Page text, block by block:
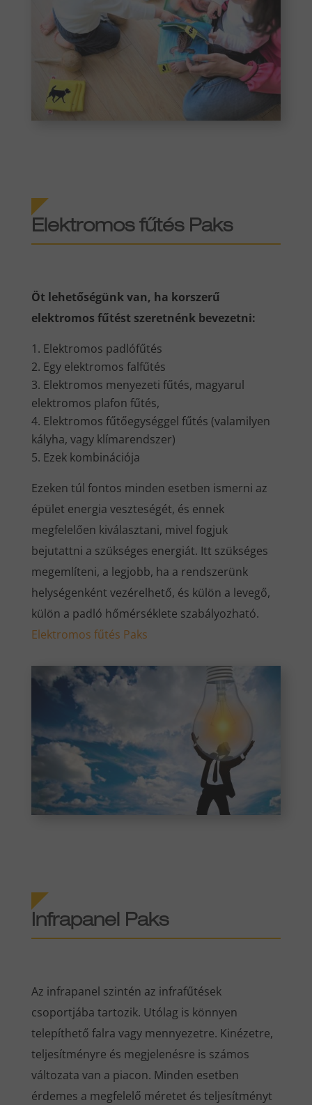
Elektromos fűtés Paks
Öt lehetőségünk van, ha korszerű
elektromos fűtést szeretnénk bevezetni:
Elektromos padlófűtés
Egy elektromos falfűtés
Elektromos menyezeti fűtés, magyarul
elektromos plafon fűtés,
Elektromos fűtőegységgel fűtés (valamilyen
kályha, vagy klímarendszer)
Ezek kombinációja
Ezeken túl fontos minden esetben ismerni az
épület energia veszteségét, és ennek
megfelelően kiválasztani, mivel fogjuk
bejutattni a szükséges energiát. Itt szükséges
megemlíteni, a legjobb, ha a rendszerünk
helységenként vezérelhető, és külön a levegő,
külön a padló hőmérséklete szabályozható.
Elektromos fűtés Paks
Infrapanel Paks
Az infrapanel szintén az infrafűtések
csoportjába tartozik. Utólag is könnyen
telepíthető falra vagy mennyezetre. Kinézetre,
teljesítményre és megjelenésre is számos
változata van a piacon. Minden esetben
érdemes a megfelelő méretet és teljesítményt